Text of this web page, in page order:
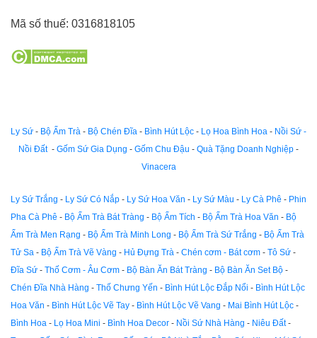
Mã số thuế: 0316818105
Ly Sứ - Bộ Ấm Trà - Bộ Chén Đĩa - Bình Hút Lộc - Lọ Hoa Bình Hoa - Nồi Sứ -
Nồi Đất - Gốm Sứ Gia Dụng - Gốm Chu Đậu - Quà Tặng Doanh Nghiệp -
Vinacera
Ly Sứ Trắng - Ly Sứ Có Nắp - Ly Sứ Hoa Văn - Ly Sứ Màu - Ly Cà Phê - Phin
Pha Cà Phê - Bộ Ấm Trà Bát Tràng - Bộ Ấm Tích - Bộ Ấm Trà Hoa Văn - Bộ
Ấm Trà Men Rạng - Bộ Ấm Trà Minh Long - Bộ Ấm Trà Sứ Trắng - Bộ Ấm Trà
Tử Sa - Bộ Ấm Trà Vẽ Vàng - Hủ Đựng Trà - Chén cơm - Bát cơm - Tô Sứ -
Đĩa Sứ - Thố Cơm - Âu Cơm - Bộ Bàn Ăn Bát Tràng - Bộ Bàn Ăn Set Bộ -
Chén Đĩa Nhà Hàng - Thố Chưng Yến - Bình Hút Lộc Đắp Nổi - Bình Hút Lộc
Hoa Văn - Bình Hút Lộc Vẽ Tay - Bình Hút Lộc Vẽ Vang - Mai Bình Hút Lộc -
Bình Hoa - Lọ Hoa Mini - Bình Hoa Decor - Nồi Sứ Nhà Hàng - Niêu Đất-